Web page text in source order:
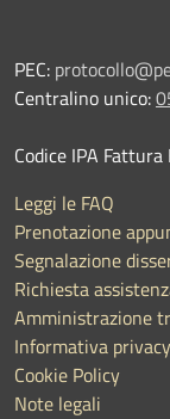
PEC:
Centralino unico:
Codice IPA
Leggi le FAQ
Prenotazione
Segnalazione
Richiesta
Amministrazione
Informativa privacy
Cookie Policy
Note legali